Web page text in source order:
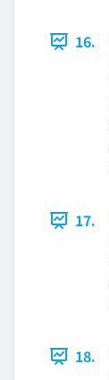
16.
17.
18.